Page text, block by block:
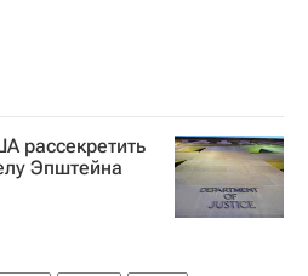
рассекретить
Эпштейна